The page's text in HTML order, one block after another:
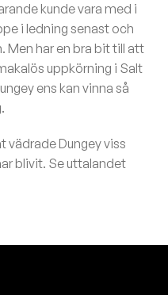
kunde vara med i
i ledning senast och
Men har en bra bit till att
uppkörning i Salt
ens kan vinna så
vädrade Dungey viss
blivit. Se uttalandet